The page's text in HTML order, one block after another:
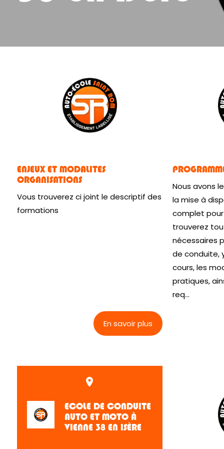
ENJEUX ET MODALITES
ORGANISATIONS
Vous trouverez ci joint le descriptif des
formations
En savoir plus
Nous avons
la mise à
complet pour
trouverez
nécessaires
de conduite,
cours, les
pratiques,
req...
place
ECOLE DE CONDUITE
AUTO ET MOTO À
VIENNE 38 EN ISÈRE